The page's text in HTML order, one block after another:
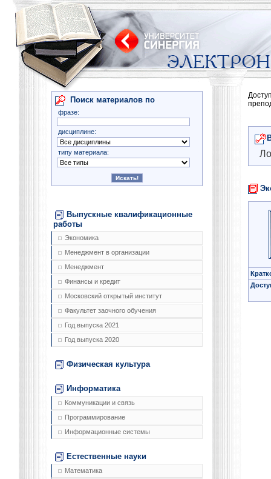
Поиск материалов по
фразе:
дисциплине:
типу материала:
Выпускные квалификационные
работы
Экономика
Менеджмент в организации
Менеджмент
Финансы и кредит
Московский открытый институт
Факультет заочного обучения
Год выпуска 2021
Год выпуска 2020
Физическая культура
Информатика
Коммуникации и связь
Программирование
Информационные системы
Естественные науки
Математика